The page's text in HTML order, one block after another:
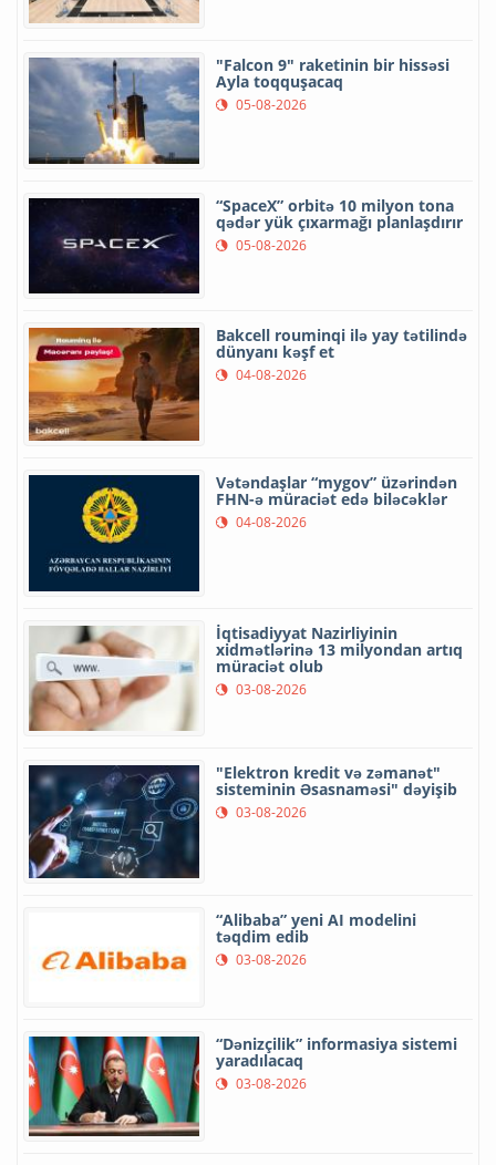
"Falcon 9" raketinin bir hissəsi
Ayla toqquşacaq
05-08-2026
“SpaceX” orbitə 10 milyon tona
qədər yük çıxarmağı planlaşdırır
05-08-2026
Bakcell rouminqi ilə yay tətilində
dünyanı kəşf et
04-08-2026
Vətəndaşlar “mygov” üzərindən
FHN-ə müraciət edə biləcəklər
04-08-2026
İqtisadiyyat Nazirliyinin
xidmətlərinə 13 milyondan artıq
müraciət olub
03-08-2026
"Elektron kredit və zəmanət"
sisteminin Əsasnaməsi" dəyişib
03-08-2026
“Alibaba” yeni AI modelini
təqdim edib
03-08-2026
“Dənizçilik” informasiya sistemi
yaradılacaq
03-08-2026